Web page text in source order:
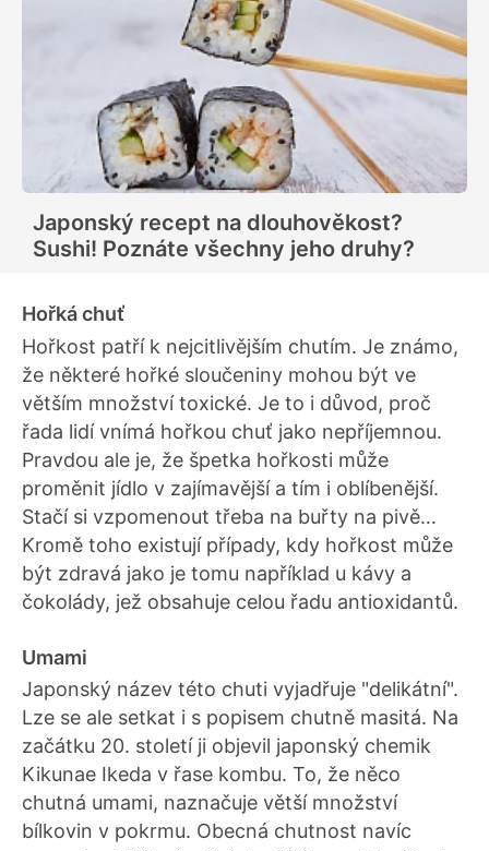
Japonský recept na dlouhověkost?
Sushi! Poznáte všechny jeho druhy?
Hořká chuť
Hořkost patří k nejcitlivějším chutím. Je známo,
že některé hořké sloučeniny mohou být ve
větším množství toxické. Je to i důvod, proč
řada lidí vnímá hořkou chuť jako nepříjemnou.
Pravdou ale je, že špetka hořkosti může
proměnit jídlo v zajímavější a tím i oblíbenější.
Stačí si vzpomenout třeba na buřty na pivě…
Kromě toho existují případy, kdy hořkost může
být zdravá jako je tomu například u kávy a
čokolády, jež obsahuje celou řadu antioxidantů.
Umami
Japonský název této chuti vyjadřuje "delikátní".
Lze se ale setkat i s popisem chutně masitá. Na
začátku 20. století ji objevil japonský chemik
Kikunae Ikeda v řase kombu. To, že něco
chutná umami, naznačuje větší množství
bílkovin v pokrmu. Obecná chutnost navíc